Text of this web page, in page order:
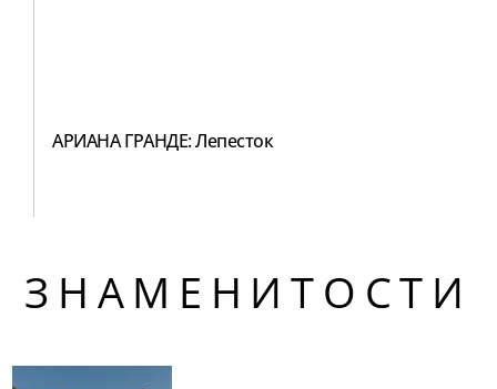
АРИАНА ГРАНДЕ: Лепесток
ЗНАМЕНИТОСТИ